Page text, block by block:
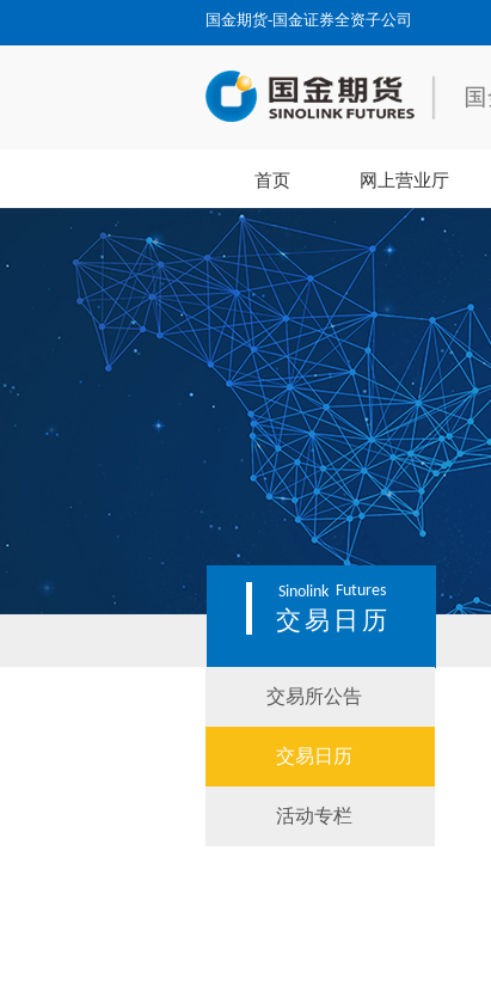
国金期货-国金证券全资子公司
首页 网上营业厅
Sinolink Futures
交易日历
交易所公告
交易日历
活动专栏